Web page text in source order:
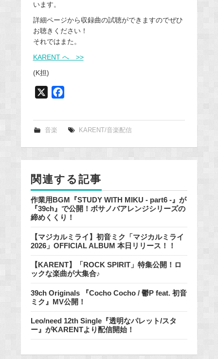
います。
詳細ページから収録曲の試聴ができますのでぜひ
お聴きください！
それではまた。
KARENT へ >>
(K担)
e
k
音楽 KARENT/音楽配信
関連する記事
作業用BGM『STUDY WITH MIKU - part6 -』が
『39ch』で公開！ボサノバアレンジシリーズの
締めくくり！
【マジカルミライ】初音ミク「マジカルミライ
2026」OFFICIAL ALBUM 本日リリース！！
【KARENT】「ROCK SPIRIT」特集公開！ロ
ックな楽曲が大集合♪
39ch Originals 『Cocho Cocho / 鬱P feat. 初音
ミク』MV公開！
Leo/need 12th Single『透明なパレット/スタ
ー』がKARENTより配信開始！